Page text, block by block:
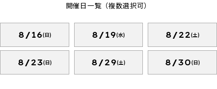
開催日一覧（複数選択可）
8/16(日) 8/19(水) 8/22(土)
8/23(日) 8/29(土) 8/30(日)